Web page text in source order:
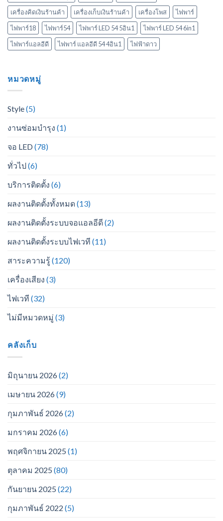
เครื่องคิดเงินร้านค้า เครื่องเก็บเงินร้านค้า เครื่องโพส
ไฟพาร์
ไฟพาร์18
ไฟพาร์54 ไฟพาร์ LED 54 5อิน1
ไฟพาร์ LED 54 6in1
ไฟพาร์แอลอีดี
ไฟพาร์ แอลอีดี 54 4อิน1 ไฟฟ้าดาว
หมวดหมู่
Style(5)
งานซ่อมบำรุง (1)
จอ LED(78)
ทั่วไป(6)
บริการติดตั้ง (6)
ผลงานติดตั้งทั้งหมด(13)
ผลงานติดตั้งระบบจอแอลอีดี(2)
ผลงานติดตั้งระบบไฟเวที (11)
สาระความรู้ (120)
เครื่องเสียง (3)
ไฟเวที (32)
ไม่มีหมวดหมู่ (3)
คลังเก็บ
มิถุนายน 2026(2)
เมษายน 2026(9)
กุมภาพันธ์ 2026(2)
มกราคม 2026(6)
พฤศจิกายน 2025 (1)
ตุลาคม 2025 (80)
กันยายน 2025 (22)
กุมภาพันธ์ 2022 (5)